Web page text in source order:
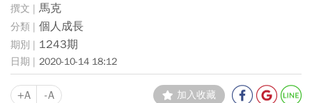
馬克
個人成長
1243期
2020-10-14 18:12
+A -A 加入收藏